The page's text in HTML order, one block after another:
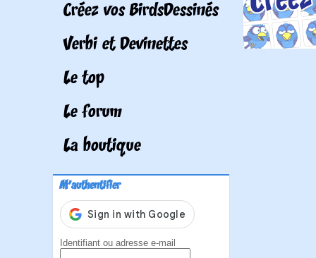
Créez vos BirdsDessinés
Verbi et Devinettes
Le top
Le forum
La boutique
M'authentifier
Identifiant ou adresse e-mail